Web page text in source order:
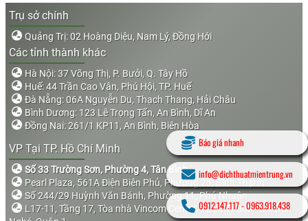
Trụ sở chính
Quảng Trị: 02 Hoàng Diệu, Nam Lý, Đồng Hới
Các tỉnh thành khác
Hà Nội: 37 Võng Thị, P. Bưởi, Q. Tây Hồ
Huế: 44 Trần Cao Vân, Phú Hội, TP. Huế
Đà Nẵng: 06A Nguyễn Du, Thạch Thang, Hải Châu
Bình Dương: 123 Lê Trọng Tấn, An Bình, Dĩ An
Đồng Nai: 261/1 KP11, An Bình, Biên Hòa
VP Tại TP. Hồ Chí Minh
Số 33 Trường Sơn, Phường 4, Tân Bình
Pearl Plaza, 561A Điện Biên Phủ, Phường 25, Bình Thạnh
Số 244/29 Huỳnh Văn Bánh, Phường 11, Phú Nhuận
L17-11, Tầng 17, Tòa nhà Vincom Center, 72 Lê Thánh Tôn, Bến
Báo giá nhanh
info@dichthuatmientrung.vn
0912.147.117-0963.918.438